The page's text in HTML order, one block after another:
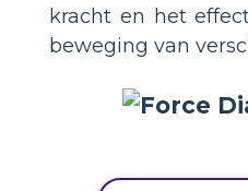
kracht en het
beweging van